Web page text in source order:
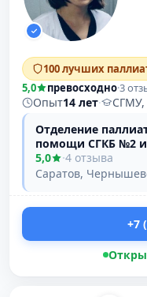
100 лучших
5,0
превосходно·3
Опыт14 лет·
СГМУ,
Отделение
помощи СГКБ №2
5,0
·4 отзыва
Саратов,
+7